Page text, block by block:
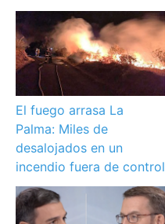
El fuego arrasa La
Palma: Miles de
desalojados en un
incendio fuera de control